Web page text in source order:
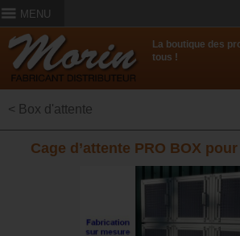
MENU
La boutique des
tous !
< Box d'attente
Cage d’attente PRO BOX